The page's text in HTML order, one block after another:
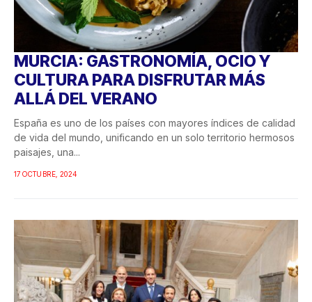
MURCIA: GASTRONOMÍA, OCIO Y
CULTURA PARA DISFRUTAR MÁS
ALLÁ DEL VERANO
España es uno de los países con mayores índices de calidad
de vida del mundo, unificando en un solo territorio hermosos
paisajes, una...
17 OCTUBRE, 2024